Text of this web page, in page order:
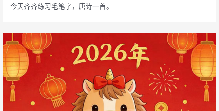
今天齐齐练习毛笔字，唐诗一首。